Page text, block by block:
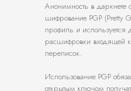
Анонимность в даркнете
шифрование PGP (Pretty
профиль и
расшифровки входящей
переписок.
Использование PGP
открытым ключом